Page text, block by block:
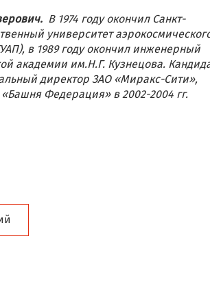
В 1974 году окончил Санкт-
университет
в 1989 году окончил инженерный
академии им.Н.Г. Кузнецова.
директор ЗАО «Миракс-Сити»,
Федерация» в 2002-2004 гг.